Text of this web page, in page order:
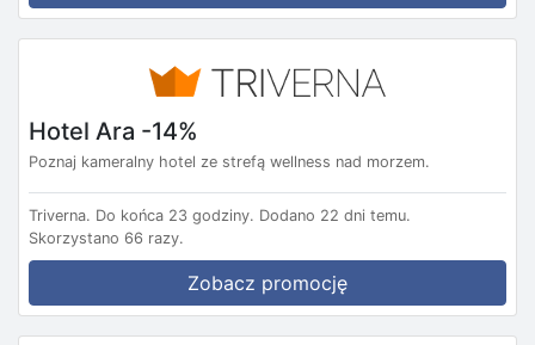
Hotel Ara -14%
Poznaj kameralny hotel ze strefą wellness nad morzem.
Triverna. Do końca 23 godziny. Dodano 22 dni temu.
Skorzystano 66 razy.
Zobacz promocję